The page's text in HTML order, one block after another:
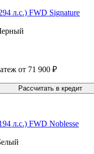
л.с.) FWD Signature
от 71 900 ₽
Рассчитать в кредит
л.с.) FWD Noblesse